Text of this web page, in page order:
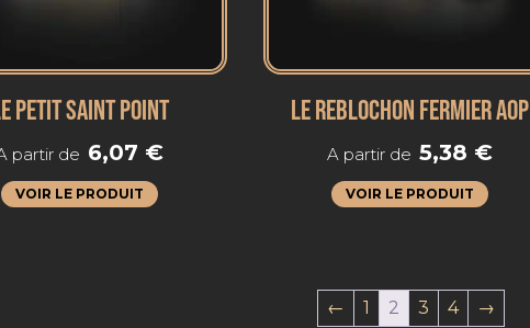
PETIT SAINT POINT
partir de 6,07 €
VOIR LE PRODUIT
LE REBLOCHON FERMIER AOP
A partir de 5,38 €
VOIR LE PRODUIT
← 1 2 3 4 →